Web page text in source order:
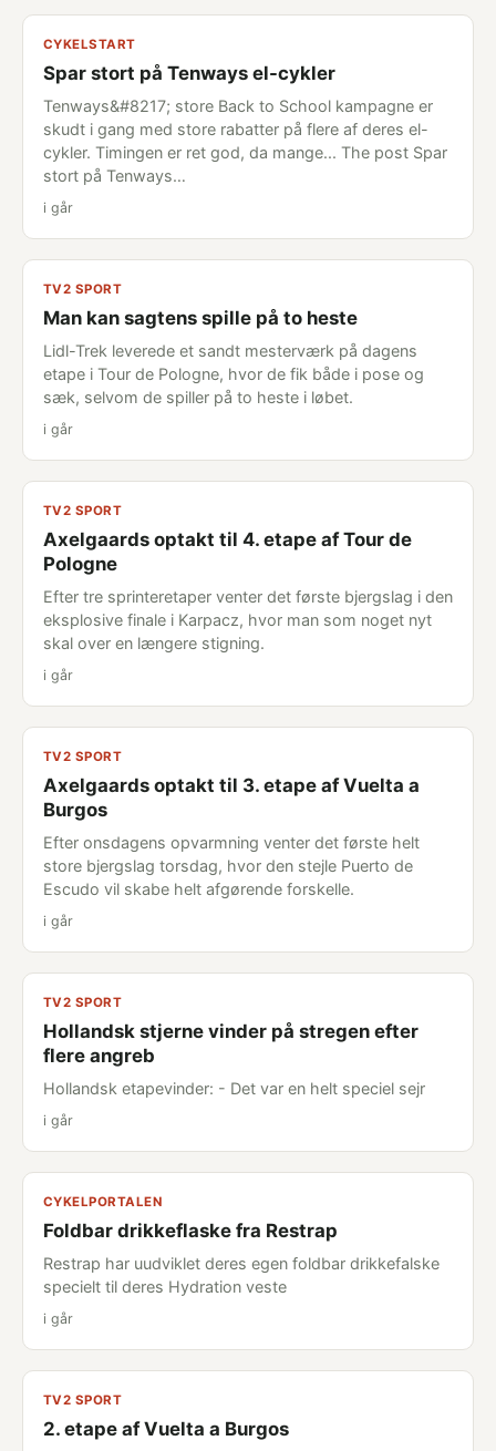
CYKELSTART
Spar stort på Tenways el-cykler
Tenways&#8217; store Back to School kampagne er
skudt i gang med store rabatter på flere af deres el-
cykler. Timingen er ret god, da mange... The post Spar
stort på Tenways…
i går
TV2 SPORT
Man kan sagtens spille på to heste
Lidl-Trek leverede et sandt mesterværk på dagens
etape i Tour de Pologne, hvor de fik både i pose og
sæk, selvom de spiller på to heste i løbet.
i går
TV2 SPORT
Axelgaards optakt til 4. etape af Tour de
Pologne
Efter tre sprinteretaper venter det første bjergslag i den
eksplosive finale i Karpacz, hvor man som noget nyt
skal over en længere stigning.
i går
TV2 SPORT
Axelgaards optakt til 3. etape af Vuelta a
Burgos
Efter onsdagens opvarmning venter det første helt
store bjergslag torsdag, hvor den stejle Puerto de
Escudo vil skabe helt afgørende forskelle.
i går
TV2 SPORT
Hollandsk stjerne vinder på stregen efter
flere angreb
Hollandsk etapevinder: - Det var en helt speciel sejr
i går
CYKELPORTALEN
Foldbar drikkeflaske fra Restrap
Restrap har uudviklet deres egen foldbar drikkefalske
specielt til deres Hydration veste
i går
TV2 SPORT
2. etape af Vuelta a Burgos